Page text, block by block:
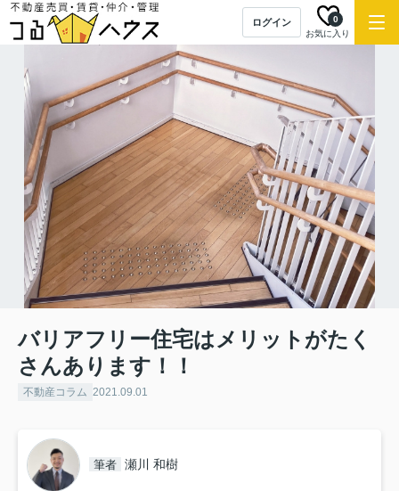
ログイン
お気に入り
0
バリアフリー住宅はメリットがたく
さんあります！！
不動産コラム 2021.09.01
筆者 瀬川 和樹